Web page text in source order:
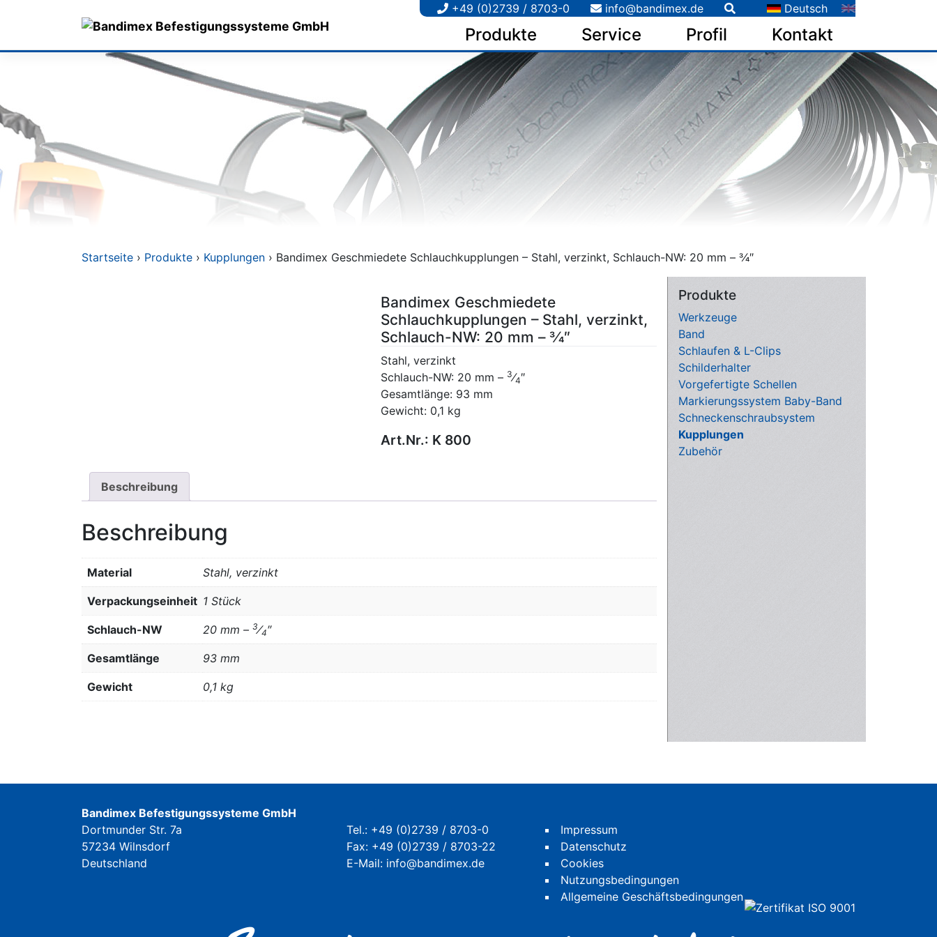
Produkte Service Profil Kontakt
+49 (0)2739 / 8703-0 info@bandimex.de Deutsch
Startseite › Produkte › Kupplungen › Bandimex Geschmiedete Schlauchkupplungen – Stahl, verzinkt, Schlauch-NW: 20 mm – 3⁄4″
Bandimex Geschmiedete
Schlauchkupplungen – Stahl, verzinkt,
Schlauch-NW: 20 mm – 3⁄4″
Stahl, verzinkt
Schlauch-NW: 20 mm – 3⁄4″
Gesamtlänge: 93 mm
Gewicht: 0,1 kg
Art.Nr.: K 800
Beschreibung
Beschreibung
Material Stahl, verzinkt
Verpackungseinheit 1 Stück
Schlauch-NW 20 mm – 3⁄4″
Gesamtlänge 93 mm
Gewicht 0,1 kg
Produkte
Werkzeuge
Band
Schlaufen & L-Clips
Schilderhalter
Vorgefertigte Schellen
Markierungssystem Baby-Band
Schneckenschraubsystem
Kupplungen
Zubehör
Bandimex Befestigungssysteme GmbH
Dortmunder Str. 7a
57234 Wilnsdorf
Deutschland
Tel.: +49 (0)2739 / 8703-0
Fax: +49 (0)2739 / 8703-22
E-Mail: info@bandimex.de
Impressum
Datenschutz
Cookies
Nutzungsbedingungen
Allgemeine Geschäftsbedingungen